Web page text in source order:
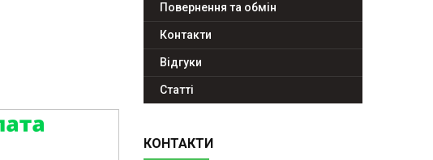
Повернення та обмін
Контакти
Відгуки
Статті
КОНТАКТИ